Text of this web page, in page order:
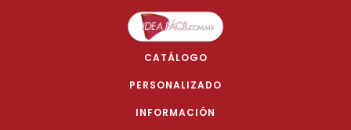
CATÁLOGO
PERSONALIZADO
INFORMACIÓN